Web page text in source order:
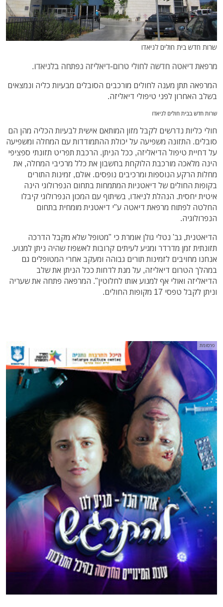
שרות חדש בית חולים לניאדו
מרפאת דיאטה חדשה לחולי טרום-דיאליזה נפתחה בלניאדו.
המרפאה תתן מענה לחולים מורכבים הסובלים מבעיות כליה ונמצאים
בשלב האחרון לפני טיפולי דיאליזה.
שרות חדש בבית חולים לניאדו
חולי כליות נדרשים לקבל מזון המותאם אישית לבעיות הכליה מהן הם
סובלים. התזונה משפיעה על יכולת ההתמודדות עם המחלה ומשפיעה
על דחיית טיפול הדיאליזה, ככל הניתן. הרכבת תפריט תזונתי ספציפי
הינה מלאכה מורכבת הלוקחת בחשבון את כלל מרכיבי המחלה, את
מחלות הרקע הנוספות ומרכיבים נופסים. אולם, זמינות התורים
בקופות החולים של דיאטניות המתמחות בתחום הנפרולוגי הינה
איטית יחסית. הנהלת לניאדו, בשיתוף עם המכון הנפרולוגי קיבלו
החלטה לפתוח מרפאת דיאטה ע"י דיאטנית מומחית בתחום
הנפרולוגיה.
הדיאטנית, גב' נטלי גולן אומרת כי "מטופל שלא מקבל הדרכה
תזונתית זמן מדרדר ומגיע לעיתים קרובות לאשפוז שהיה ניתן למנוע.
אנחנו מחויבים לזמינות תורים גבוהה ומעקב אחרי המטופלים גם
במהלך הטרום דיאליזה, על מנת לדחות ככל הניתן את שלב
הדיאליזה ואולי אף למנוע אותו לחלוטין". המרפאה פתחה את שעריה
וניתן לקבל טפסי 17 מקופות החולים.
פרסומת